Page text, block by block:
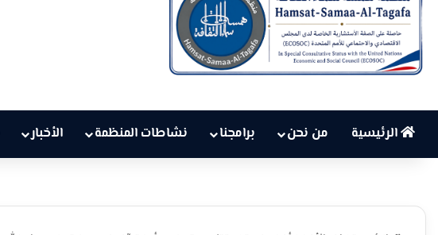
الرئيسية من نحن برامجنا نشاطات المنظمة الأخبار